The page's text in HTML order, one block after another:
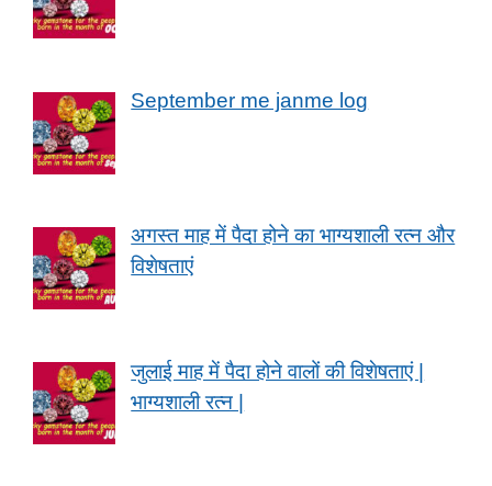
September me janme log
अगस्त माह में पैदा होने का भाग्यशाली रत्न और
विशेषताएं
जुलाई माह में पैदा होने वालों की विशेषताएं |
भाग्यशाली रत्न |